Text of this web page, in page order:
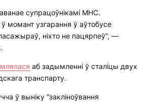
супрацоўнікамі МНС.
момант узгарання ў аўтобусе
ніхто не пацярпеў”, —
аб задымленні ў сталіцы двух
транспарту.
ў выніку “закліноўвання